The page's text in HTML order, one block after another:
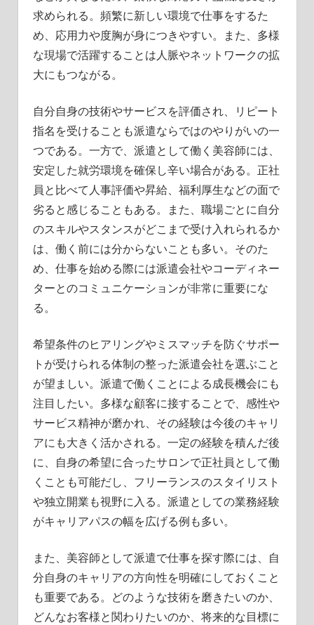
求められる。頻繁に新しい環境で仕事をするた
め、応用力や度胸が身につきやすい。また、多様
な現場で活躍することは人脈やネットワークの拡
大にもつながる。
自分自身の技術やサービスを評価され、リピート
指名を受けることも派遣ならではのやりがいの一
つである。一方で、派遣として働く美容師には、
安定した就労環境を確保し辛い場合がある。正社
員と比べて人事評価や昇給、福利厚生などの面で
劣ると感じることもある。また、職場ごとに自分
のスキルやスタンスがどこまで受け入れられるか
は、働く前には分からないことも多い。そのた
め、仕事を始める際には派遣会社やコーディネー
ターとのコミュニケーションが非常に重要にな
る。
希望条件のヒアリングやミスマッチを防ぐサポー
トが受けられる体制の整った派遣会社を選ぶこと
が望ましい。派遣で働くことによる成長機会にも
注目したい。多様な顧客に接することで、感性や
サービス精神が磨かれ、その経験は今後のキャリ
アにも大きく活かされる。一定の経験を積んだ後
に、自身の希望に合ったサロンで正社員として働
くことも可能だし、フリーランスのスタイリスト
や独立開業も視野に入る。派遣としての業務経験
がキャリアパスの幅を広げる例も多い。
また、美容師として派遣で仕事を探す際には、自
分自身のキャリアの方向性を明確にしておくこと
も重要である。どのような技術を磨きたいのか、
どんなお客様と関わりたいのか、将来的な目標に